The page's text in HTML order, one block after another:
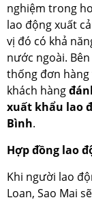
nghiệm trong
lao động xuất
vị đó có khả
nước ngoài.
thống đơn hàng
khách hàng
xuất khẩu lao
Bình.
Hợp đồng lao
Khi người lao
Loan, Sao Mai